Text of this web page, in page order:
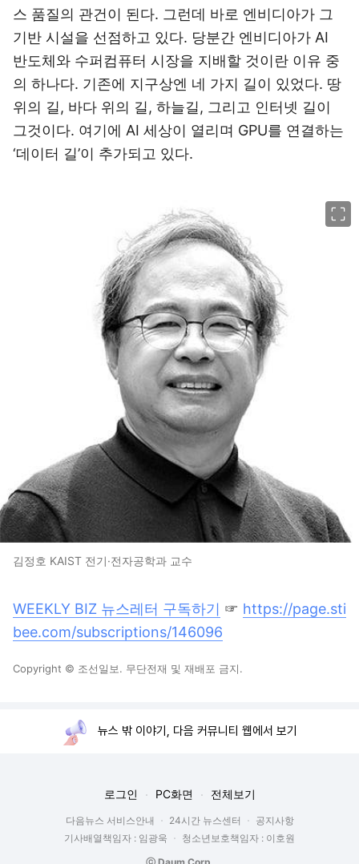
스 품질의 관건이 된다. 그런데 바로 엔비디아가 그
기반 시설을 선점하고 있다. 당분간 엔비디아가 AI
반도체와 수퍼컴퓨터 시장을 지배할 것이란 이유 중
의 하나다. 기존에 지구상엔 네 가지 길이 있었다. 땅
위의 길, 바다 위의 길, 하늘길, 그리고 인터넷 길이
그것이다. 여기에 AI 세상이 열리며 GPU를 연결하는
‘데이터 길’이 추가되고 있다.
김정호 KAIST 전기·전자공학과 교수
WEEKLY BIZ 뉴스레터 구독하기 ☞ https://page.sti
bee.com/subscriptions/146096
Copyright © 조선일보. 무단전재 및 재배포 금지.
뉴스 밖 이야기, 다음 커뮤니티 웹에서 보기
로그인 PC화면 전체보기
다음뉴스 서비스안내 24시간 뉴스센터
공지사항
기사배열책임자 : 임광욱
청소년보호책임자 : 이호원